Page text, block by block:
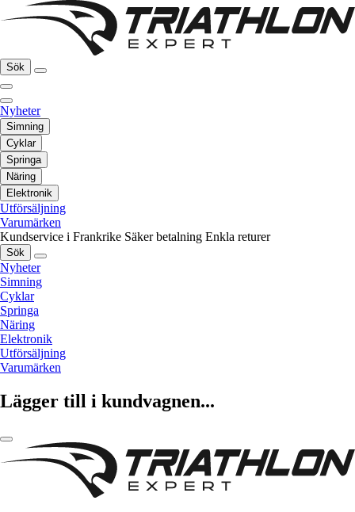
Sök
Nyheter
Simning
Cyklar
Springa
Näring
Elektronik
Utförsäljning
Varumärken
Kundservice i Frankrike Säker betalning Enkla returer
Sök
Nyheter
Simning
Cyklar
Springa
Näring
Elektronik
Utförsäljning
Varumärken
Lägger till i kundvagnen...